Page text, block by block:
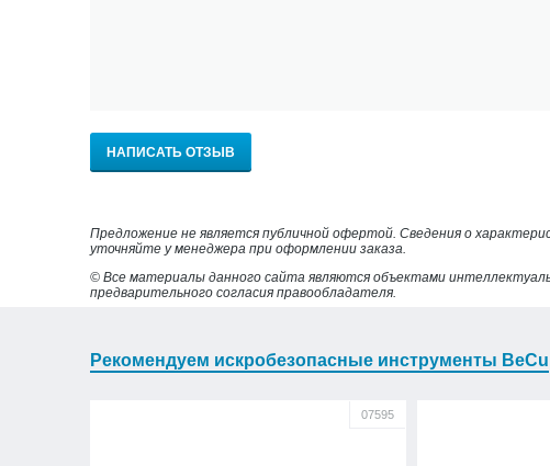
НАПИСАТЬ ОТЗЫВ
Предложение не является публичной офертой. Сведения о
уточняйте у менеджера при оформлении заказа.
© Все материалы данного сайта являются объектами
предварительного согласия правообладателя.
Рекомендуем искробезопасные инструменты BeCu
07595